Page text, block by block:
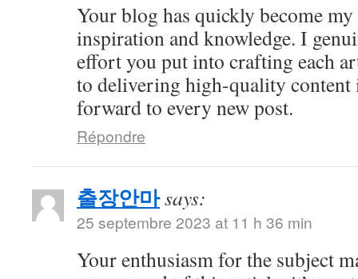
Your blog has quickly become
inspiration and knowledge. I
effort you put into crafting each
to delivering high-quality content
forward to every new post.
Répondre
출장안마says:
25 septembre 2023 at 11 h 36 min
Your enthusiasm for the subject